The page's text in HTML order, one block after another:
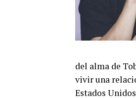
del alma de
vivir una
Estados